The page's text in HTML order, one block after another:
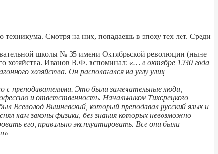
Смотря на них, попадаешь в эпоху тех лет. Среди
школы № 35 имени Октябрьской революции (ныне
хозяйства. Иванов В.Ф. вспоминал: «… в октябре 1930 года
хозяйства. Он располагался на углу улиц
с преподавателями. Это были замечательные люди,
и ответственность. Начальником Тихорецкого
Всеволод Вишневский, который преподавал русский язык и
нам законы физики, без знания которых невозможно
его, правильно эксплуатировать. Все они были